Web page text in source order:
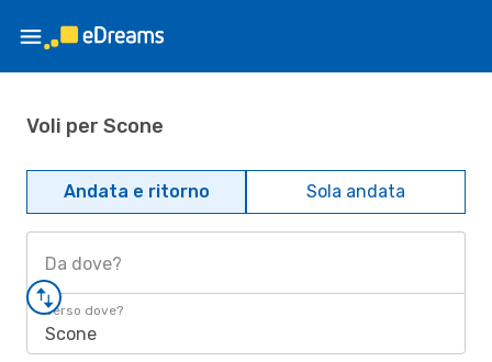
Voli per Scone
Andata e ritorno Sola andata
Da dove?
Verso dove?
Scone